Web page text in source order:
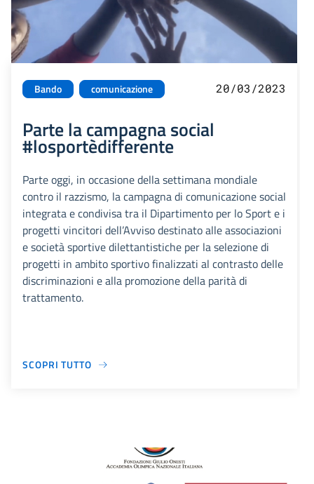
Bando comunicazione 20/03/2023
Parte la campagna social
#losportèdifferente
Parte oggi, in occasione della settimana mondiale
contro il razzismo, la campagna di comunicazione social
integrata e condivisa tra il Dipartimento per lo Sport e i
progetti vincitori dell’Avviso destinato alle associazioni
e società sportive dilettantistiche per la selezione di
progetti in ambito sportivo finalizzati al contrasto delle
discriminazioni e alla promozione della parità di
trattamento.
SCOPRI TUTTO